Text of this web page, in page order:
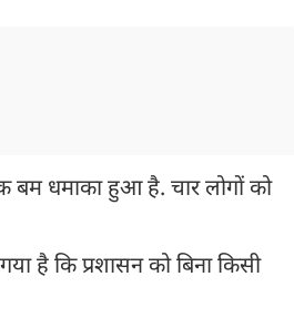
बम धमाका हुआ है. चार लोगों को
है कि प्रशासन को बिना किसी